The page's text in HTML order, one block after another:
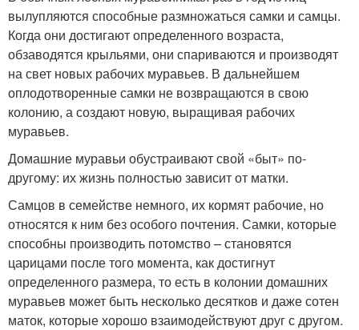
вылупляются способные размножаться самки и самцы.
Когда они достигают определенного возраста,
обзаводятся крыльями, они спариваются и производят
на свет новых рабочих муравьев. В дальнейшем
оплодотворенные самки не возвращаются в свою
колонию, а создают новую, выращивая рабочих
муравьев.
Домашние муравьи обустраивают свой «быт» по-
другому: их жизнь полностью зависит от матки.
Самцов в семействе немного, их кормят рабочие, но
относятся к ним без особого почтения. Самки, которые
способны производить потомство – становятся
царицами после того момента, как достигнут
определенного размера, то есть в колонии домашних
муравьев может быть несколько десятков и даже сотен
маток, которые хорошо взаимодействуют друг с другом.